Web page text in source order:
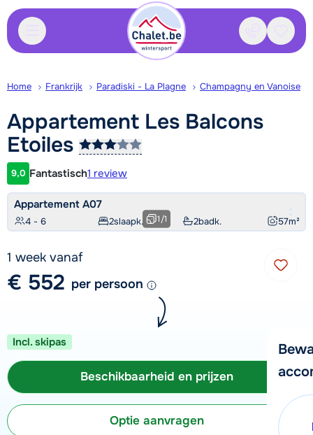
Contact
Home Frankrijk Paradiski - La Plagne Champagny en Vanoise
Appartement Les Balcons
Etoiles
Klantwaardering
9,0 Fantastisch1 review
Appartement A07
4 - 6 2slaapk. 2badk. 57m²
1/1
1 week vanaf
€ 552 per persoon
Incl. skipas
Beschikbaarheid en prijzen
Optie aanvragen